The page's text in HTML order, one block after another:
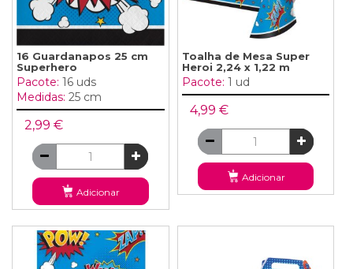
16 Guardanapos 25 cm
Superhero
Pacote: 16 uds
Medidas: 25 cm
2,99 €
Adicionar
Toalha de Mesa Super
Heroi 2,24 x 1,22 m
Pacote: 1 ud
4,99 €
Adicionar